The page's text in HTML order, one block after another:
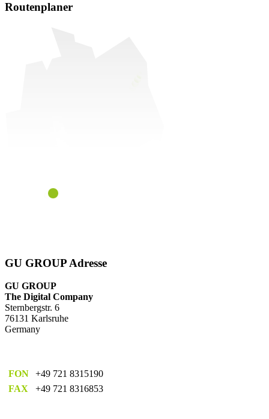
Routenplaner
GU GROUP Adresse
GU GROUP
The Digital Company
Sternbergstr. 6
76131 Karlsruhe
Germany
FON
+49 721 8315190
FAX
+49 721 8316853